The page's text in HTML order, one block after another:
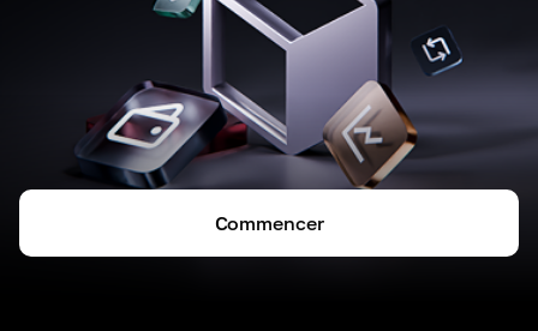
Commencer